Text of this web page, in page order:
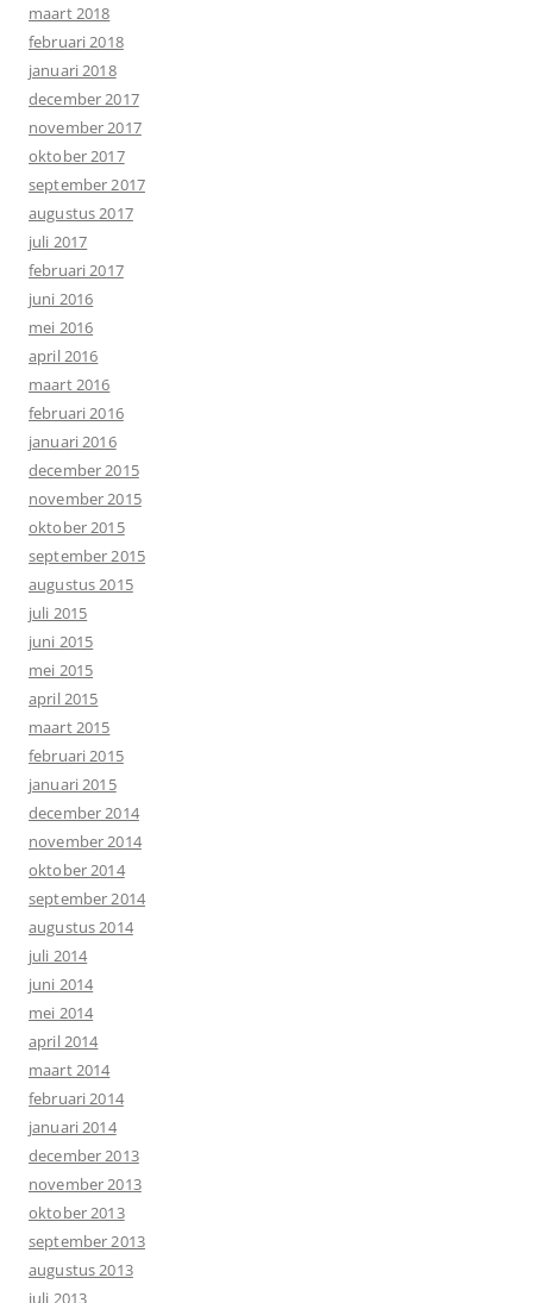
maart 2018
februari 2018
januari 2018
december 2017
november 2017
oktober 2017
september 2017
augustus 2017
juli 2017
februari 2017
juni 2016
mei 2016
april 2016
maart 2016
februari 2016
januari 2016
december 2015
november 2015
oktober 2015
september 2015
augustus 2015
juli 2015
juni 2015
mei 2015
april 2015
maart 2015
februari 2015
januari 2015
december 2014
november 2014
oktober 2014
september 2014
augustus 2014
juli 2014
juni 2014
mei 2014
april 2014
maart 2014
februari 2014
januari 2014
december 2013
november 2013
oktober 2013
september 2013
augustus 2013
juli 2013